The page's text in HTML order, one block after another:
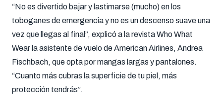
“No es divertido bajar y lastimarse (mucho) en los
toboganes de emergencia y no es un descenso suave una
vez que llegas al final”, explicó a la revista Who What
Wear la asistente de vuelo de American Airlines, Andrea
Fischbach, que opta por mangas largas y pantalones.
“Cuanto más cubras la superficie de tu piel, más
protección tendrás”.